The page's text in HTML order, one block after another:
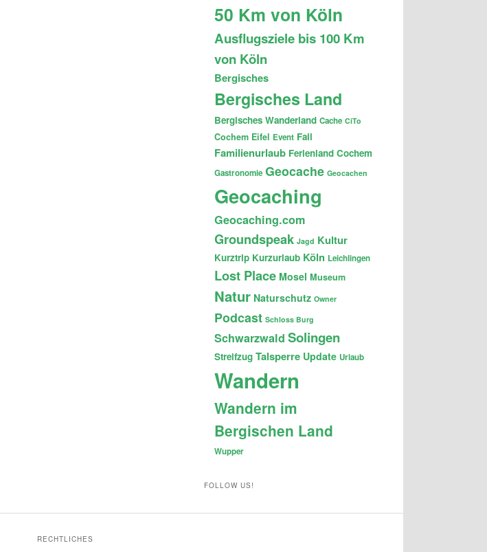
50 Km von Köln
Ausflugsziele bis 100 Km
von Köln
Bergisches
Bergisches Land
Bergisches Wanderland Cache CiTo
Cochem Eifel Event Fail
Familienurlaub Ferienland Cochem
Gastronomie Geocache Geocachen
Geocaching
Geocaching.com
Groundspeak Jagd Kultur
Kurztrip Kurzurlaub Köln Leichlingen
Lost Place Mosel Museum
Natur Naturschutz Owner
Podcast Schloss Burg
Schwarzwald Solingen
Streifzug Talsperre Update Urlaub
Wandern
Wandern im
Bergischen Land
Wupper
FOLLOW US!
RECHTLICHES